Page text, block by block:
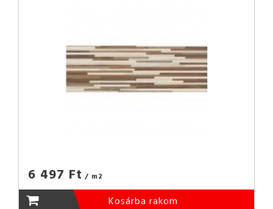
6 497 Ft / m2
Kosárba rakom